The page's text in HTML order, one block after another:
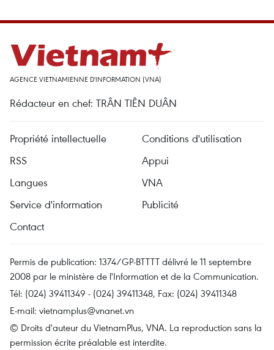
AGENCE VIETNAMIENNE D'INFORMATION (VNA)
Rédacteur en chef: TRÂN TIÊN DUÂN
Propriété intellectuelle
Conditions d'utilisation
RSS
Appui
Langues
VNA
Service d'information
Publicité
Contact
Permis de publication: 1374/GP-BTTTT délivré le 11 septembre
2008 par le ministère de l'Information et de la Communication.
Tél: (024) 39411349 - (024) 39411348, Fax: (024) 39411348
E-mail: vietnamplus@vnanet.vn
© Droits d'auteur du VietnamPlus, VNA. La reproduction sans la
permission écrite préalable est interdite.